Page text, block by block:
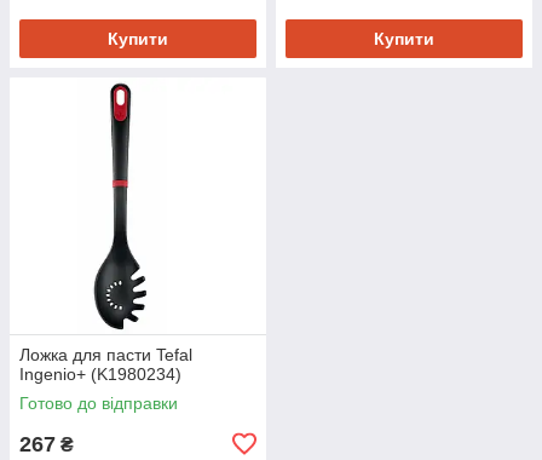
Купити Купити
Ложка для пасти Tefal
Ingenio+ (K1980234)
Готово до відправки
267 ₴